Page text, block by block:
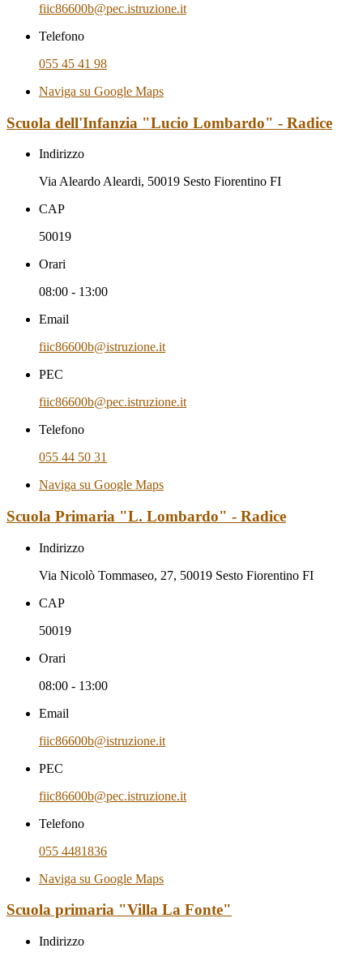
fiic86600b@pec.istruzione.it
Telefono
055 45 41 98
Naviga su Google Maps
Scuola dell'Infanzia "Lucio Lombardo" - Radice
Indirizzo
Via Aleardo Aleardi, 50019 Sesto Fiorentino FI
CAP
50019
Orari
08:00 - 13:00
Email
fiic86600b@istruzione.it
PEC
fiic86600b@pec.istruzione.it
Telefono
055 44 50 31
Naviga su Google Maps
Scuola Primaria "L. Lombardo" - Radice
Indirizzo
Via Nicolò Tommaseo, 27, 50019 Sesto Fiorentino FI
CAP
50019
Orari
08:00 - 13:00
Email
fiic86600b@istruzione.it
PEC
fiic86600b@pec.istruzione.it
Telefono
055 4481836
Naviga su Google Maps
Scuola primaria "Villa La Fonte"
Indirizzo